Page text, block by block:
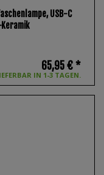
USB-C
IN 1-3 TAGEN.
65,95 € *